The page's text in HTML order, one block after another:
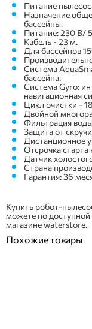
Питание
Назначение
бассейны.
Питание: 230 В/
Кабель - 23 м.
Для бассейнов
Система
бассейна.
Система Gyro:
навигационная
Цикл очистки -
Двойной
Фильтрация
Защита от
Дистанционное
Отсрочка старта
Датчик
Страна
Гарантия: 36
Купить робот-
можете по доступной
магазине waterstore.
Похожие товары